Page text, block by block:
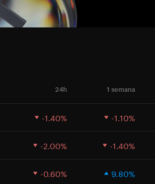
24h 1 semana
-1.40% -1.10%
-2.00% -1.40%
-0.60% 9.80%